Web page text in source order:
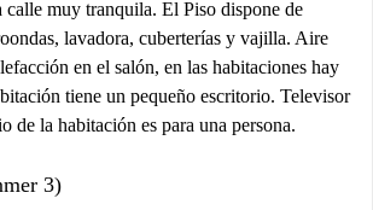
calle muy tranquila. El Piso dispone de
lavadora, cuberterías y vajilla. Aire
en el salón, en las habitaciones hay
tiene un pequeño escritorio. Televisor
de la habitación es para una persona.
3)